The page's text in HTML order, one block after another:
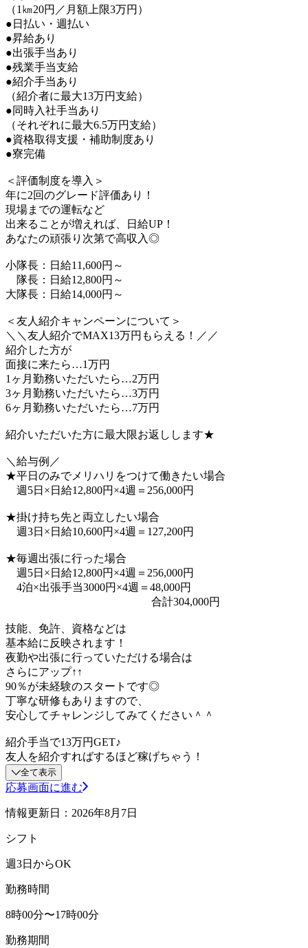
（1㎞20円／月額上限3万円）
●日払い・週払い
●昇給あり
●出張手当あり
●残業手当支給
●紹介手当あり
（紹介者に最大13万円支給）
●同時入社手当あり
（それぞれに最大6.5万円支給）
●資格取得支援・補助制度あり
●寮完備
＜評価制度を導入＞
年に2回のグレード評価あり！
現場までの運転など
出来ることが増えれば、日給UP！
あなたの頑張り次第で高収入◎
小隊長：日給11,600円～
隊長：日給12,800円～
大隊長：日給14,000円～
＜友人紹介キャンペーンについて＞
＼＼友人紹介でMAX13万円もらえる！／／
紹介した方が
面接に来たら…1万円
1ヶ月勤務いただいたら…2万円
3ヶ月勤務いただいたら…3万円
6ヶ月勤務いただいたら…7万円
紹介いただいた方に最大限お返しします★
＼給与例／
★平日のみでメリハリをつけて働きたい場合
週5日×日給12,800円×4週＝256,000円
★掛け持ち先と両立したい場合
週3日×日給10,600円×4週＝127,200円
★毎週出張に行った場合
週5日×日給12,800円×4週＝256,000円
4泊×出張手当3000円×4週＝48,000円
合計304,000円
技能、免許、資格などは
基本給に反映されます！
夜勤や出張に行っていただける場合は
さらにアップ↑↑
90％が未経験のスタートです◎
丁寧な研修もありますので、
安心してチャレンジしてみてください＾＾
紹介手当で13万円GET♪
友人を紹介すればするほど稼げちゃう！
全て表示
応募画面に進む
情報更新日：2026年8月7日
シフト
週3日からOK
勤務時間
8時00分〜17時00分
勤務期間